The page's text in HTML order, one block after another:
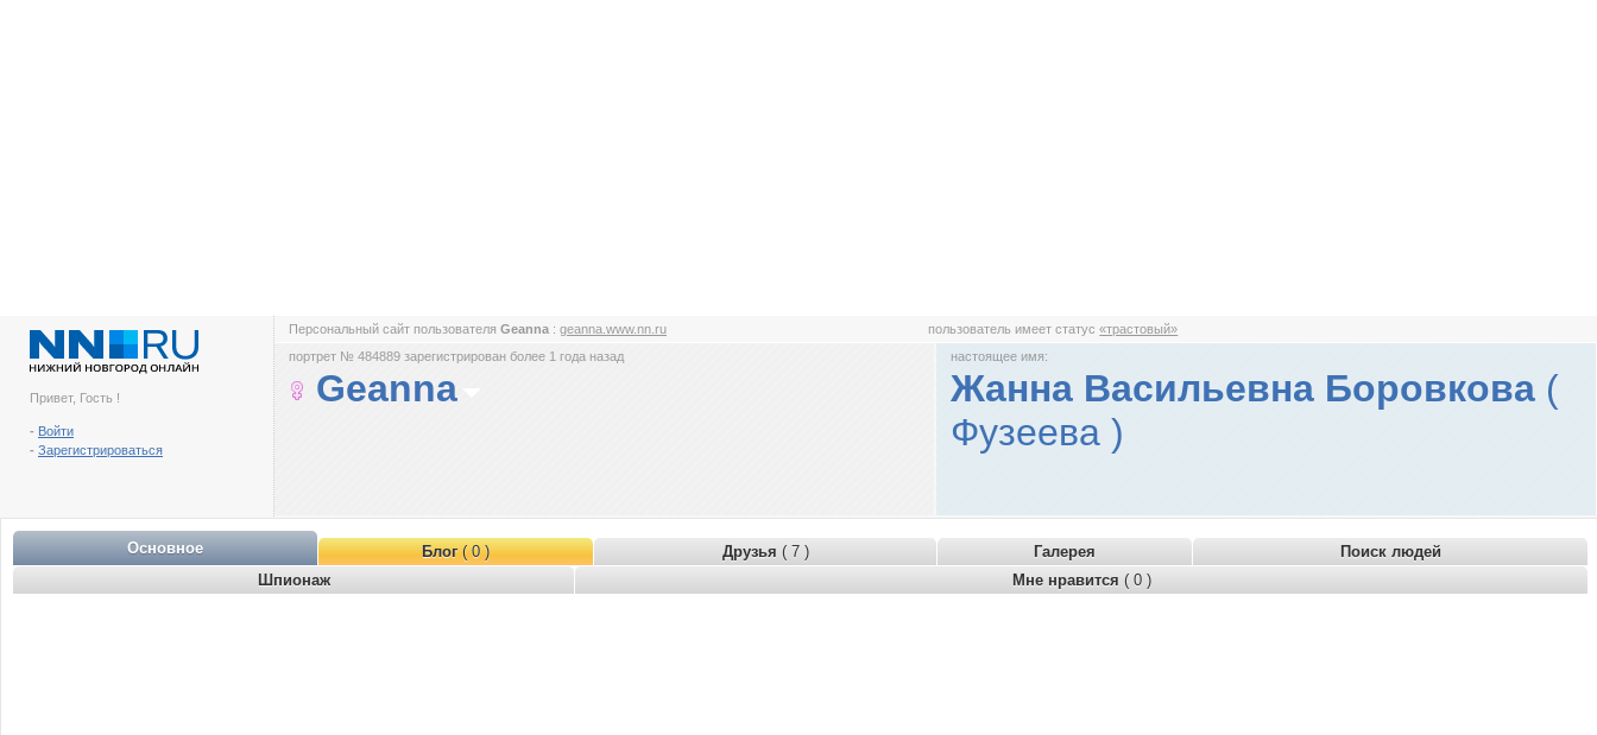
Привет, Гость !
- Войти
- Зарегистрироваться
Персональный сайт пользователя Geanna : geanna.www.nn.ru пользователь имеет статус«трастовый»
портрет № 484889 зарегистрирован более 1 года назад
Geanna
настоящее имя:
Жанна Васильевна Боровкова (
Фузеева )
Основное Блог( 0 ) Друзья ( 7 ) Галерея
Поиск людей
Шпионаж
Мне нравится ( 0 )